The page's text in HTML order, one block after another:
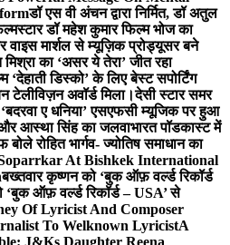
डॉ एस वी अंचन द्वारा निर्मित, डॉ अतुल
डॉ महेश कुमार फिल्म भोज का
वाइस मार्शल से म्यूज़िक प्रोड्यूसर बने
का ‘असर ये तेरा’ जीत रहा
डिस्को’ के लिए बेस्ट सपोर्टिंग
टेलीविज़न अवॉर्ड मिला।देसी स्टार समर
‘बदरवा ए धनिया’ एसएफसी म्यूजिक पर हुआ
और आस्था सिंह का जलवाभारत पॉडकास्ट में
रोहित भार्गव- ज्योतिष समाधान का
At Bishkek International
बख्तवार कृष्णन को ‘बुक ऑफ़ वर्ल्ड रिकॉर्ड
‘बुक ऑफ़ वर्ल्ड रिकॉर्ड – USA’ से
Of Lyricist And Composer
To Welknown LyricistA